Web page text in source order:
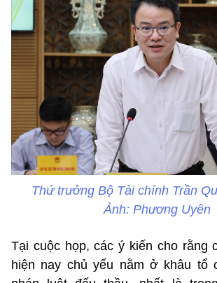
Thứ trưởng Bộ Tài chính Trần
Ảnh: Phương Uyên
Tại cuộc họp, các ý kiến cho rằng
hiện nay chủ yếu nằm ở khâu tổ